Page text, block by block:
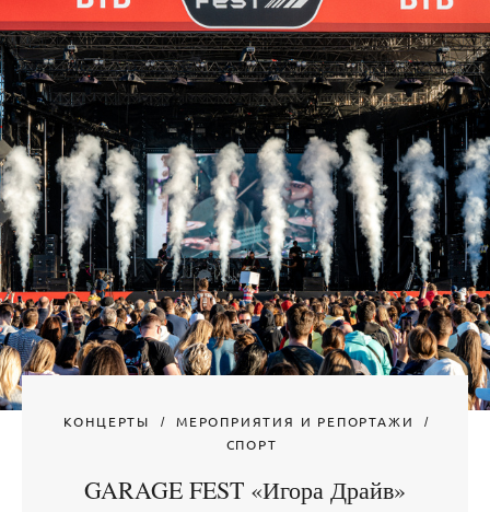
КОНЦЕРТЫ
МЕРОПРИЯТИЯ И РЕПОРТАЖИ
СПОРТ
GARAGE FEST «Игора Драйв»